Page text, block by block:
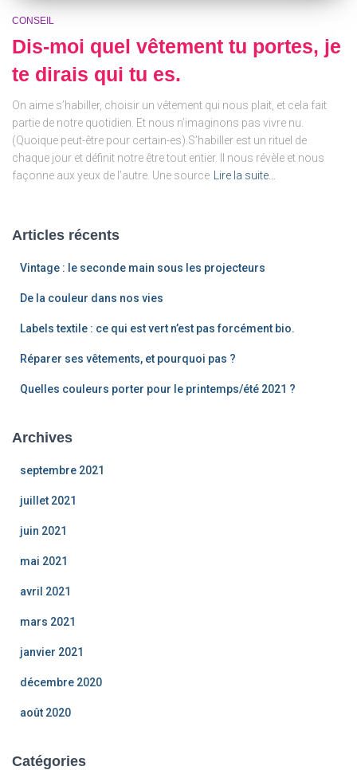
CONSEIL
Dis-moi quel vêtement tu portes, je
te dirais qui tu es.
On aime s’habiller, choisir un vêtement qui nous plait, et cela fait
partie de notre quotidien. Et nous n’imaginons pas vivre nu.
(Quoique peut-être pour certain-es).S’habiller est un rituel de
chaque jour et définit notre être tout entier. Il nous révèle et nous
façonne aux yeux de l’autre. Une source
Lire la suite…
Articles récents
Vintage : le seconde main sous les projecteurs
De la couleur dans nos vies
Labels textile : ce qui est vert n’est pas forcément bio.
Réparer ses vêtements, et pourquoi pas ?
Quelles couleurs porter pour le printemps/été 2021 ?
Archives
septembre 2021
juillet 2021
juin 2021
mai 2021
avril 2021
mars 2021
janvier 2021
décembre 2020
août 2020
Catégories